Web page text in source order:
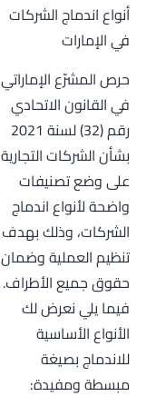
أنواع اندماج الشركات
في الإمارات
حرص المشرّع الإماراتي
في القانون الاتحادي
رقم (32) لسنة 2021
بشأن الشركات التجارية
على وضع تصنيفات
واضحة لأنواع اندماج
الشركات، وذلك بهدف
تنظيم العملية وضمان
حقوق جميع الأطراف.
فيما يلي نعرض لك
الأنواع الأساسية
للاندماج بصيغة
مبسطة ومفيدة: